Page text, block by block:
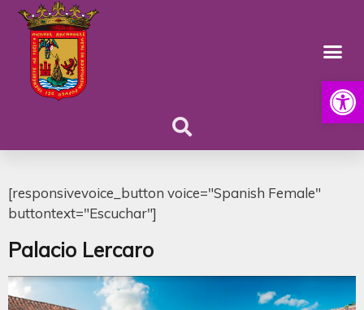
Abrir
[responsivevoice_button voice="Spanish Female"
buttontext="Escuchar"]
Palacio Lercaro